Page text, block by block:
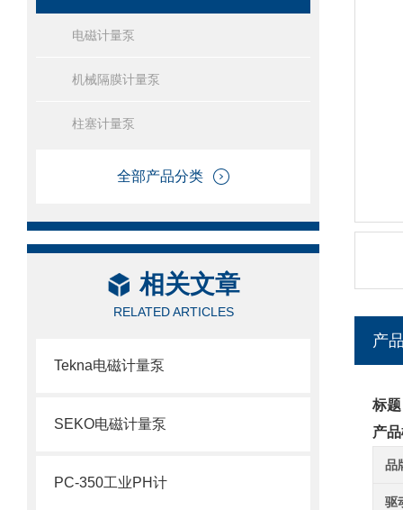
电磁计量泵
机械隔膜计量泵
柱塞计量泵
全部产品分类
相关文章
RELATED ARTICLES
Tekna电磁计量泵
SEKO电磁计量泵
PC-350工业PH计
产
标
产
品
驱